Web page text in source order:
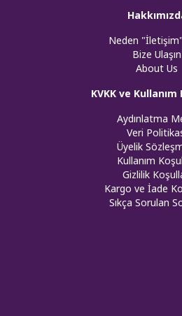
Neden
Bize Ulaşın
About Us
KVKK ve Kullanım
Aydınlatma
Veri
Üyelik
Kullanım
Gizlilik
Kargo ve İade
Sıkça Sorulan